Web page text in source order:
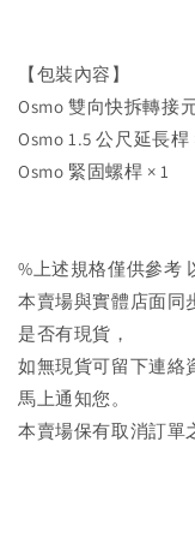
【包裝內容】
Osmo 雙向快拆轉接
Osmo 1.5 公尺延長桿
Osmo 緊固螺桿 × 1
%上述規格僅供參考
本賣場與實體店面同
是否有現貨，
如無現貨可留下連絡
馬上通知您。
本賣場保有取消訂單